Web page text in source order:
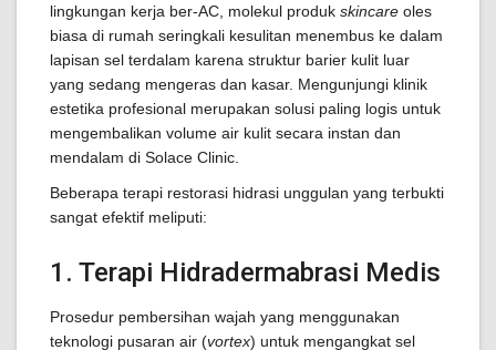
lingkungan kerja ber-AC, molekul produk skincare oles
biasa di rumah seringkali kesulitan menembus ke dalam
lapisan sel terdalam karena struktur barier kulit luar
yang sedang mengeras dan kasar. Mengunjungi klinik
estetika profesional merupakan solusi paling logis untuk
mengembalikan volume air kulit secara instan dan
mendalam di Solace Clinic.
Beberapa terapi restorasi hidrasi unggulan yang terbukti
sangat efektif meliputi:
1. Terapi Hidradermabrasi Medis
Prosedur pembersihan wajah yang menggunakan
teknologi pusaran air (vortex) untuk mengangkat sel